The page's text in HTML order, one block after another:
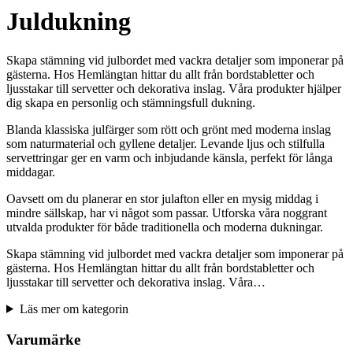
Juldukning
Skapa stämning vid julbordet med vackra detaljer som imponerar på
gästerna. Hos Hemlängtan hittar du allt från bordstabletter och
ljusstakar till servetter och dekorativa inslag. Våra produkter hjälper
dig skapa en personlig och stämningsfull dukning.
Blanda klassiska julfärger som rött och grönt med moderna inslag
som naturmaterial och gyllene detaljer. Levande ljus och stilfulla
servettringar ger en varm och inbjudande känsla, perfekt för långa
middagar.
Oavsett om du planerar en stor julafton eller en mysig middag i
mindre sällskap, har vi något som passar. Utforska våra noggrant
utvalda produkter för både traditionella och moderna dukningar.
Skapa stämning vid julbordet med vackra detaljer som imponerar på
gästerna. Hos Hemlängtan hittar du allt från bordstabletter och
ljusstakar till servetter och dekorativa inslag. Våra…
Läs mer om kategorin
Varumärke